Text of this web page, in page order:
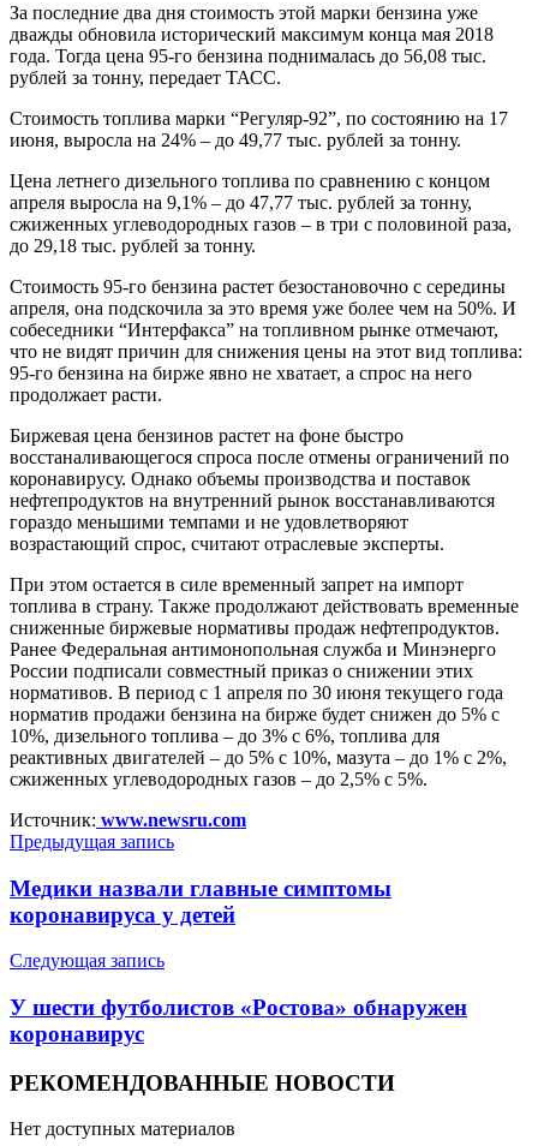
За последние два дня стоимость этой марки бензина уже
дважды обновила исторический максимум конца мая 2018
года. Тогда цена 95-го бензина поднималась до 56,08 тыс.
рублей за тонну, передает ТАСС.
Стоимость топлива марки “Регуляр-92”, по состоянию на 17
июня, выросла на 24% – до 49,77 тыс. рублей за тонну.
Цена летнего дизельного топлива по сравнению с концом
апреля выросла на 9,1% – до 47,77 тыс. рублей за тонну,
сжиженных углеводородных газов – в три с половиной раза,
до 29,18 тыс. рублей за тонну.
Стоимость 95-го бензина растет безостановочно с середины
апреля, она подскочила за это время уже более чем на 50%. И
собеседники “Интерфакса” на топливном рынке отмечают,
что не видят причин для снижения цены на этот вид топлива:
95-го бензина на бирже явно не хватает, а спрос на него
продолжает расти.
Биржевая цена бензинов растет на фоне быстро
восстаналивающегося спроса после отмены ограничений по
коронавирусу. Однако объемы производства и поставок
нефтепродуктов на внутренний рынок восстанавливаются
гораздо меньшими темпами и не удовлетворяют
возрастающий спрос, считают отраслевые эксперты.
При этом остается в силе временный запрет на импорт
топлива в страну. Также продолжают действовать временные
сниженные биржевые нормативы продаж нефтепродуктов.
Ранее Федеральная антимонопольная служба и Минэнерго
России подписали совместный приказ о снижении этих
нормативов. В период с 1 апреля по 30 июня текущего года
норматив продажи бензина на бирже будет снижен до 5% с
10%, дизельного топлива – до 3% с 6%, топлива для
реактивных двигателей – до 5% с 10%, мазута – до 1% с 2%,
сжиженных углеводородных газов – до 2,5% с 5%.
Источник: www.newsru.com
Предыдущая запись
Медики назвали главные симптомы
коронавируса у детей
Следующая запись
У шести футболистов «Ростова» обнаружен
коронавирус
РЕКОМЕНДОВАННЫЕ НОВОСТИ
Нет доступных материалов